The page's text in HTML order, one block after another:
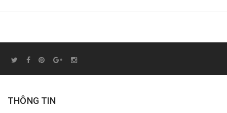
THÔNG TIN